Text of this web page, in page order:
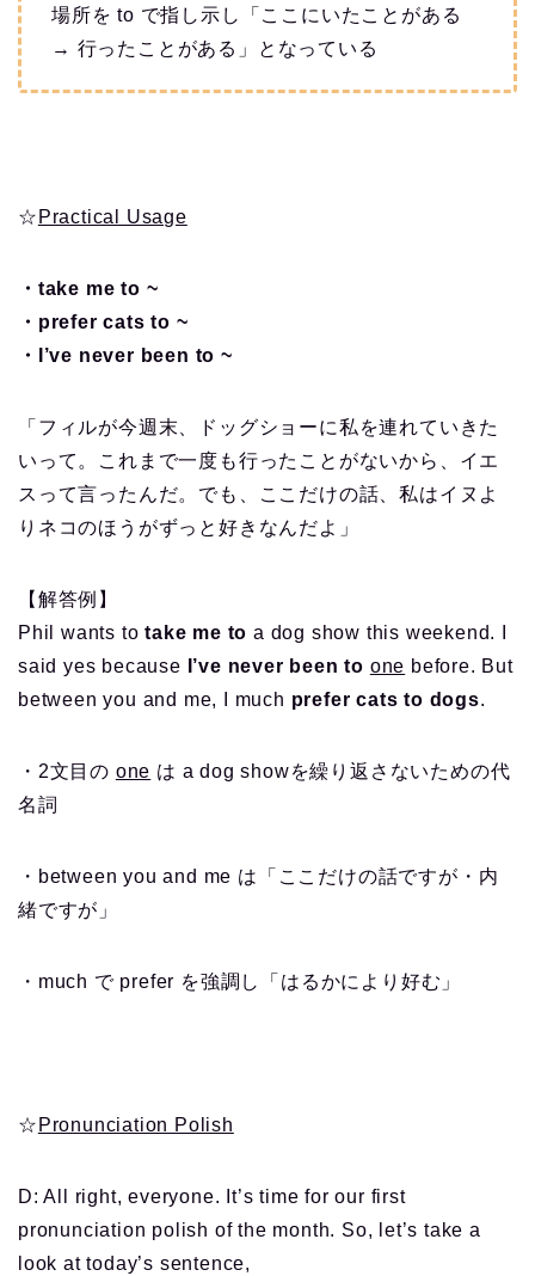
場所を to で指し示し「ここにいたことがある
→ 行ったことがある」となっている
☆ Practical Usage
・take me to ~
・prefer cats to ~
・I’ve never been to ~
「フィルが今週末、ドッグショーに私を連れていきた
いって。これまで一度も行ったことがないから、イエ
スって言ったんだ。でも、ここだけの話、私はイヌよ
りネコのほうがずっと好きなんだよ」
【解答例】
Phil wants totake me to a dog show this weekend. I
said yes because
I’ve never been to one before. But
between you and me, I much prefer cats to dogs.
・2文目の one は a dog showを繰り返さないための代
名詞
・between you and me は「ここだけの話ですが・内
緒ですが」
・much で prefer を強調し「はるかにより好む」
☆ Pronunciation Polish
D: All right, everyone. It’s time for our first
pronunciation polish of the month. So, let’s take a
look at today’s sentence,